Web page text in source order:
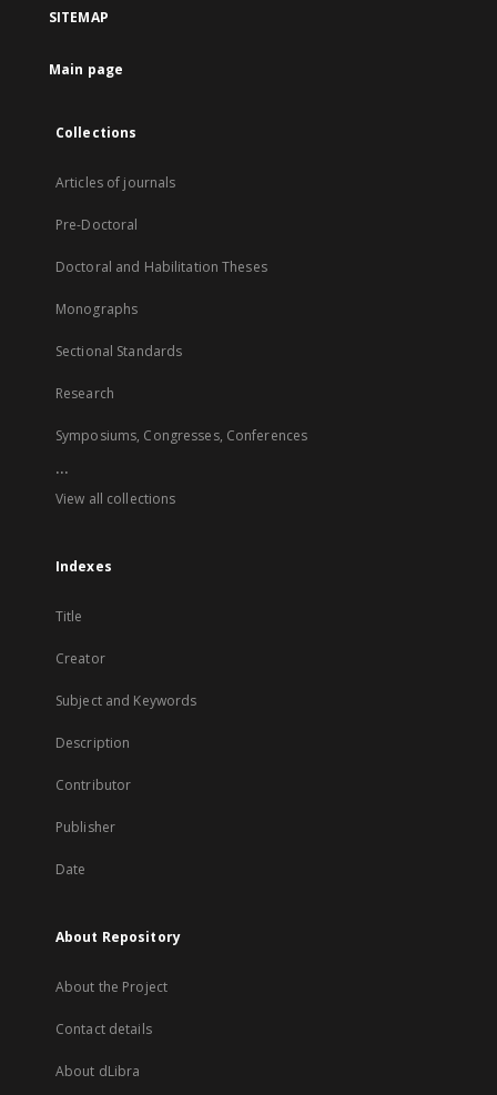
SITEMAP
Main page
Collections
Articles of journals
Pre-Doctoral
Doctoral and Habilitation Theses
Monographs
Sectional Standards
Research
Symposiums, Congresses, Conferences
...
View all collections
Indexes
Title
Creator
Subject and Keywords
Description
Contributor
Publisher
Date
About Repository
About the Project
Contact details
About dLibra